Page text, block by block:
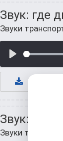
Звук: где
Звуки
К
Звук:
Звуки